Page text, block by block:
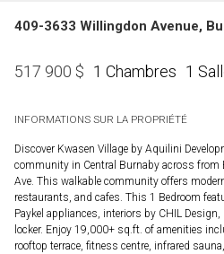
409-3633 Willingdon Avenue,
517 900 $ 1 Chambres 1
INFORMATIONS SUR LA PROPRIÉTÉ
Discover Kwasen Village by Aquilini
community in Central Burnaby across from
Ave. This walkable community offers
restaurants, and cafes. This 1 Bedroom
Paykel appliances, interiors by CHIL
locker. Enjoy 19,000+ sq.ft. of amenities
rooftop terrace, fitness centre, infrared